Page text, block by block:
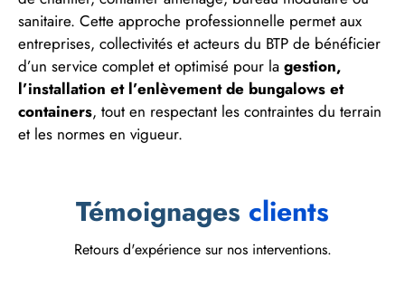
sanitaire. Cette approche professionnelle permet aux
entreprises, collectivités et acteurs du BTP de bénéficier
d’un service complet et optimisé pour la gestion,
l’installation et l’enlèvement de bungalows et
containers, tout en respectant les contraintes du terrain
et les normes en vigueur.
Témoignages clients
Retours d'expérience sur nos interventions.